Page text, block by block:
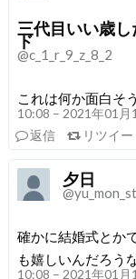
三代目いい歳
ド
@c_1_r_9_z_8_2
これは何か面白そ
10:08 – 2021年01月
返信
リツイー
夕日
確かに結婚式とか
も嬉しいんだろう
10:08 – 2021年01月